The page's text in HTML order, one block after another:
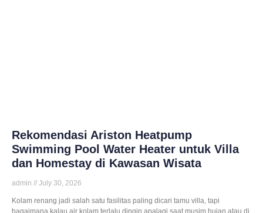
Rekomendasi Ariston Heatpump
Swimming Pool Water Heater untuk Villa
dan Homestay di Kawasan Wisata
admin July 30, 2026
Kolam renang jadi salah satu fasilitas paling dicari tamu villa, tapi
bagaimana kalau air kolam terlalu dingin apalagi saat musim hujan atau di